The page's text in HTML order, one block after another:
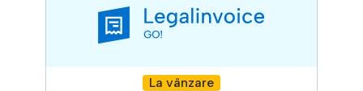
La vânzare